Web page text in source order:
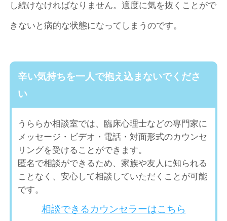
し続けなければなりません。適度に気を抜くことがで
きないと病的な状態になってしまうのです。
辛い気持ちを一人で抱え込まないでくださ
い
うららか相談室では、臨床心理士などの専門家に
メッセージ・ビデオ・電話・対面形式のカウンセ
リングを受けることができます。
匿名で相談ができるため、家族や友人に知られる
ことなく、安心して相談していただくことが可能
です。
相談できるカウンセラーはこちら